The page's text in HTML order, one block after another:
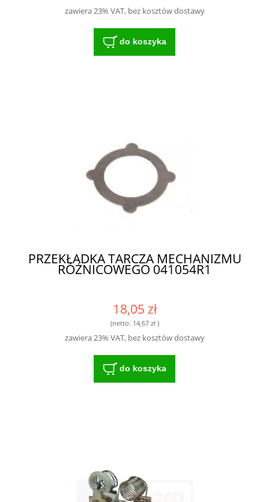
zawiera 23% VAT, bez kosztów dostawy
do koszyka
PRZEKŁADKA TARCZA MECHANIZMU
RÓŻNICOWEGO 041054R1
18,05 zł
(netto: 14,67 zł)
zawiera 23% VAT, bez kosztów dostawy
do koszyka